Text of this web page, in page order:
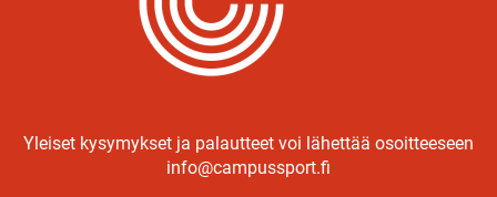
Yleiset kysymykset ja palautteet voi lähettää osoitteeseen
info@campussport.fi